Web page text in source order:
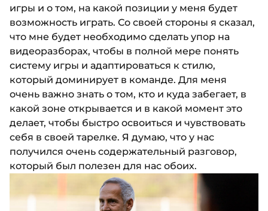
игры и о том, на какой позиции у меня будет
возможность играть. Со своей стороны я сказал,
что мне будет необходимо сделать упор на
видеоразборах, чтобы в полной мере понять
систему игры и адаптироваться к стилю,
который доминирует в команде. Для меня
очень важно знать о том, кто и куда забегает, в
какой зоне открывается и в какой момент это
делает, чтобы быстро освоиться и чувствовать
себя в своей тарелке. Я думаю, что у нас
получился очень содержательный разговор,
который был полезен для нас обоих.